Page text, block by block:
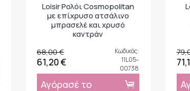
Loisir Ρολόι Cosmopolitan
με επίχρυσο ατσάλινο
μπρασελέ και χρυσό
καντράν
68,00 €
61,20 €
Κωδικός:
11L05-
00738
Αγόρασέ το